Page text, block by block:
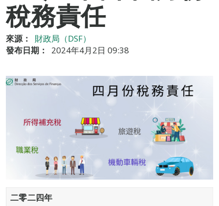
稅務責任
來源：
財政局（DSF）
發布日期：
2024年4月2日 09:38
二零二四年